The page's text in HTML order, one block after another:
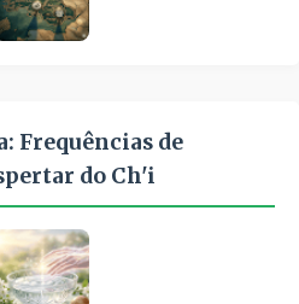
Frequências de
do Ch'i